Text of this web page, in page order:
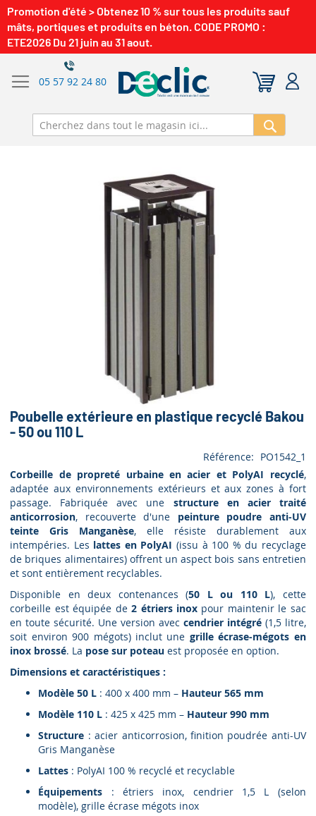
Promotion d'été > Obtenez 10 % sur tous les produits sauf
mâts, portiques et produits en béton. CODE PROMO :
ETE2026 Du 21 juin au 31 aout.
05 57 92 24 80
Poubelle extérieure en plastique recyclé Bakou
- 50 ou 110 L
Référence
PO1542_1
Corbeille de propreté urbaine en acier et PolyAI recyclé,
adaptée aux environnements extérieurs et aux zones à fort
passage. Fabriquée avec une structure en acier traité
anticorrosion, recouverte d'une peinture poudre anti-UV
teinte Gris Manganèse, elle résiste durablement aux
intempéries. Les lattes en PolyAI (issu à 100 % du recyclage
de briques alimentaires) offrent un aspect bois sans entretien
et sont entièrement recyclables.
Disponible en deux contenances (50 L ou 110 L), cette
corbeille est équipée de2 étriers inoxpour maintenir le sac
en toute sécurité. Une version avec cendrier intégré(1,5 litre,
soit environ 900 mégots) inclut une grille écrase-mégots en
inox brossé. La pose sur poteau est proposée en option.
Dimensions et caractéristiques :
Modèle 50 L : 400 x 400 mm – Hauteur 565 mm
Modèle 110 L : 425 x 425 mm – Hauteur 990 mm
Structure : acier anticorrosion, finition poudrée anti-UV
Gris Manganèse
Lattes : PolyAI 100 % recyclé et recyclable
Équipements : étriers inox, cendrier 1,5 L (selon
modèle), grille écrase mégots inox